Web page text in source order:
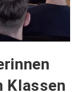
Klassen